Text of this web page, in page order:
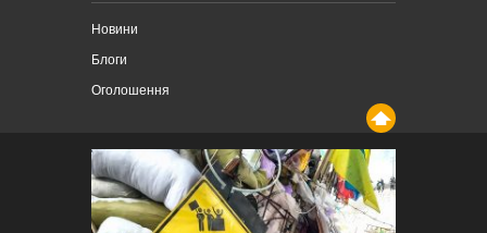
Новини
Блоги
Оголошення